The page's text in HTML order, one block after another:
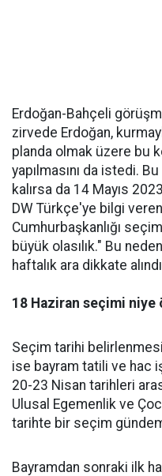
Erdoğan-Bahçeli
zirvede Erdoğan,
planda olmak üzere bu
yapılmasını da istedi.
kalırsa da 14 Mayıs
DW Türkçe'ye bilgi
Cumhurbaşkanlığı
büyük olasılık." Bu
haftalık ara dikkate
18 Haziran seçimi
Seçim tarihi
ise bayram tatili ve hac
20-23 Nisan tarihleri
Ulusal Egemenlik ve
tarihte bir seçim
Bayramdan sonraki ilk